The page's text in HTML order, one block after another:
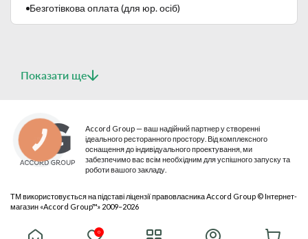
Безготівкова оплата (для юр. осіб)
Показати ще
Accord Group — ваш надійний партнер у створенні
ідеального ресторанного простору. Від комплексного
оснащення до індивідуального проектування, ми
забезпечимо вас всім необхідним для успішного запуску та
роботи вашого закладу.
ТМ використовується на підставі ліцензії правовласника Accord Group © Інтернет-
магазин «Accord Group™» 2009–2026
Публічна оферта Політика конфіденційності Мапа сайту
© 2026 Всі права захищені
0
КНОПКА
СВЯЗИ